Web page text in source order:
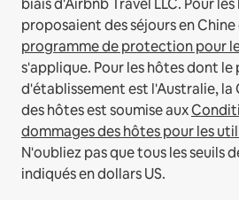
biais d'Airbnb Travel LLC. Pour
proposaient des séjours en
programme de protection pour
s'applique. Pour les hôtes dont le
d'établissement est l'Australie,
des hôtes est soumise aux
dommages des hôtes pour les
N'oubliez pas que tous les seuils
indiqués en dollars US.